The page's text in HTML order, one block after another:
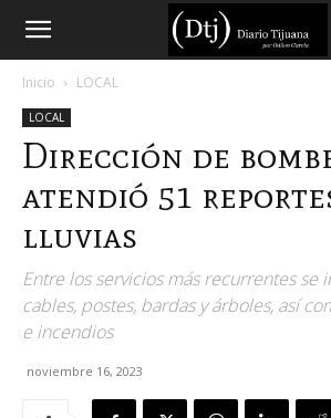
Diario
Tijuana
Inicio LOCAL
LOCAL
Dirección de
atendió 51
lluvias
Entre los servicios más recurrentes se
cables, postes, bardas y árboles, así
e incendios
noviembre 16, 2023